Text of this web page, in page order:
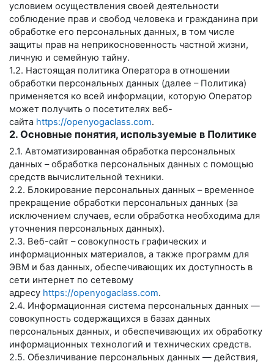
условием осуществления своей деятельности
соблюдение прав и свобод человека и гражданина при
обработке его персональных данных, в том числе
защиты прав на неприкосновенность частной жизни,
личную и семейную тайну.
1.2. Настоящая политика Оператора в отношении
обработки персональных данных (далее – Политика)
применяется ко всей информации, которую Оператор
может получить о посетителях веб-
сайта https://openyogaclass.com.
2. Основные понятия, используемые в Политике
2.1. Автоматизированная обработка персональных
данных – обработка персональных данных с помощью
средств вычислительной техники.
2.2. Блокирование персональных данных – временное
прекращение обработки персональных данных (за
исключением случаев, если обработка необходима для
уточнения персональных данных).
2.3. Веб-сайт – совокупность графических и
информационных материалов, а также программ для
ЭВМ и баз данных, обеспечивающих их доступность в
сети интернет по сетевому
адресу https://openyogaclass.com.
2.4. Информационная система персональных данных —
совокупность содержащихся в базах данных
персональных данных, и обеспечивающих их обработку
информационных технологий и технических средств.
2.5. Обезличивание персональных данных — действия,